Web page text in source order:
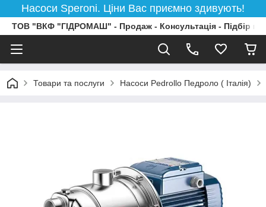
Насоси Speroni. Ціни Вас приємно здивують!
ТОВ "ВКФ "ГІДРОМАШ" - Продаж - Консультація - Підбір
Товари та послуги Насоси Pedrollo Педроло ( Італія)